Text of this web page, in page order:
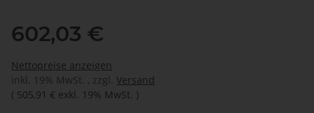
602,03 €
Nettopreise anzeigen
inkl. 19% MwSt. , zzgl. Versand
( 505,91 € exkl. 19% MwSt. )